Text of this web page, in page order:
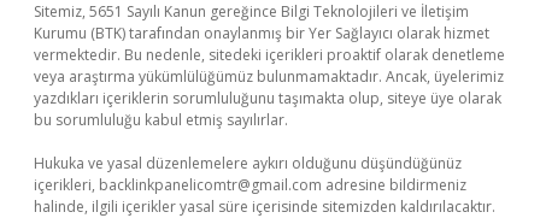
Sitemiz, 5651 Sayılı Kanun gereğince Bilgi Teknolojileri ve İletişim
Kurumu (BTK) tarafından onaylanmış bir Yer Sağlayıcı olarak hizmet
vermektedir. Bu nedenle, sitedeki içerikleri proaktif olarak denetleme
veya araştırma yükümlülüğümüz bulunmamaktadır. Ancak, üyelerimiz
yazdıkları içeriklerin sorumluluğunu taşımakta olup, siteye üye olarak
bu sorumluluğu kabul etmiş sayılırlar.
Hukuka ve yasal düzenlemelere aykırı olduğunu düşündüğünüz
içerikleri, backlinkpanelicomtr@gmail.com adresine bildirmeniz
halinde, ilgili içerikler yasal süre içerisinde sitemizden kaldırılacaktır.